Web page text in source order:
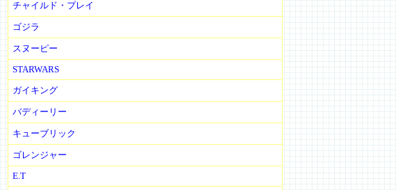
チャイルド・プレイ
ゴジラ
スヌーピー
STARWARS
ガイキング
バディーリー
キューブリック
ゴレンジャー
E.T